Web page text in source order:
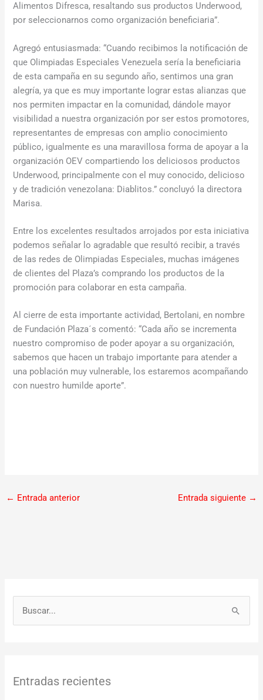
Alimentos Difresca, resaltando sus productos Underwood,
por seleccionarnos como organización beneficiaria”.
Agregó entusiasmada: “Cuando recibimos la notificación de
que Olimpiadas Especiales Venezuela sería la beneficiaria
de esta campaña en su segundo año, sentimos una gran
alegría, ya que es muy importante lograr estas alianzas que
nos permiten impactar en la comunidad, dándole mayor
visibilidad a nuestra organización por ser estos promotores,
representantes de empresas con amplio conocimiento
público, igualmente es una maravillosa forma de apoyar a la
organización OEV compartiendo los deliciosos productos
Underwood, principalmente con el muy conocido, delicioso
y de tradición venezolana: Diablitos.” concluyó la directora
Marisa.
Entre los excelentes resultados arrojados por esta iniciativa
podemos señalar lo agradable que resultó recibir, a través
de las redes de Olimpiadas Especiales, muchas imágenes
de clientes del Plaza’s comprando los productos de la
promoción para colaborar en esta campaña.
Al cierre de esta importante actividad, Bertolani, en nombre
de Fundación Plaza´s comentó: “Cada año se incrementa
nuestro compromiso de poder apoyar a su organización,
sabemos que hacen un trabajo importante para atender a
una población muy vulnerable, los estaremos acompañando
con nuestro humilde aporte”.
← Entrada anterior Entrada siguiente →
a
Entradas recientes